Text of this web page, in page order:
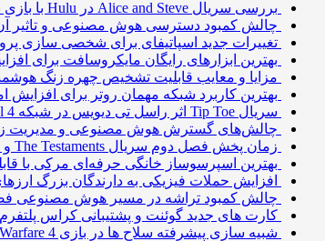
بررسی سریال Alice and Steve در Hulu با بازی نیکولا واکر
چالش کمبود دسترسی هوش مصنوعی و تاثیر
تغییرات جدید اسپاتیفای برای شخصی سازی
بهترین ابزارهای رایگان مایکروسافت برای افزایش
مزایا و معایب قابلیت تشخیص چهره زنگ
بهترین کاربرد شبکه مهمان روتر برای افزایش
سریال Tip Toe اثر راسل تی دیویس در شبکه Channel 4
چالش‌های گسترش هوش مصنوعی و مدیریت
زمان پخش فصل دوم سریال The Testaments و جزئیات داستان
بهترین اسپرسوساز خانگی حرفه‌ای مرکی با
افزایش حملات فیزیکی به دارندگان بزرگ
چالش کمبود تراشه در مسیر هوش مصنوعی
کارت های جدید گوئنت و پشتیبانی کراس پلتفرم
شبیه سازی پیشرفته سلاح ها در بازی Call of Duty Modern Warfare 4